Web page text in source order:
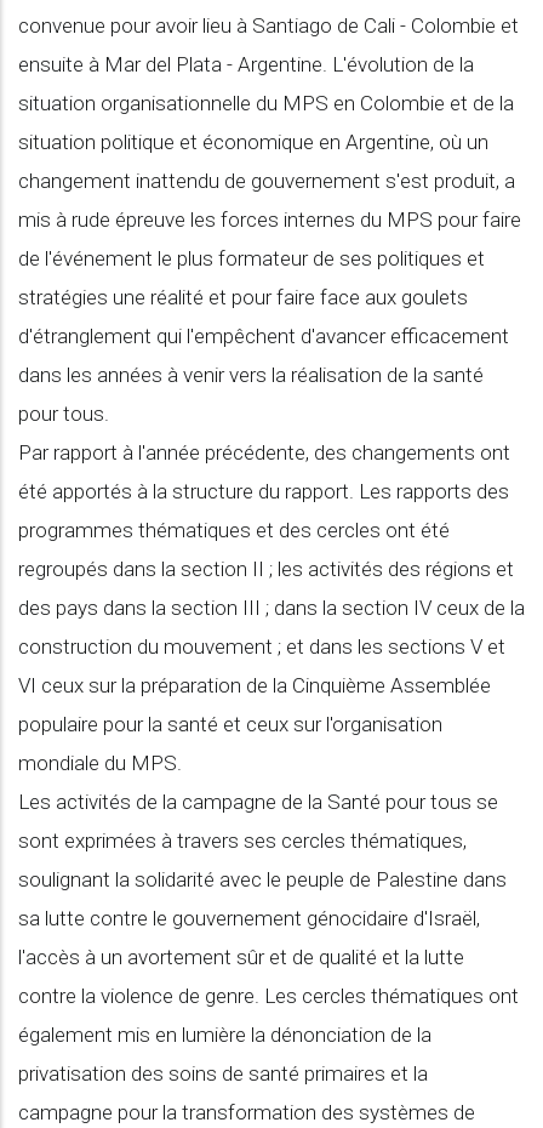
convenue pour avoir lieu à Santiago de Cali - Colombie et
ensuite à Mar del Plata - Argentine. L'évolution de la
situation organisationnelle du MPS en Colombie et de la
situation politique et économique en Argentine, où un
changement inattendu de gouvernement s'est produit, a
mis à rude épreuve les forces internes du MPS pour faire
de l'événement le plus formateur de ses politiques et
stratégies une réalité et pour faire face aux goulets
d'étranglement qui l'empêchent d'avancer efficacement
dans les années à venir vers la réalisation de la santé
pour tous.
Par rapport à l'année précédente, des changements ont
été apportés à la structure du rapport. Les rapports des
programmes thématiques et des cercles ont été
regroupés dans la section II ; les activités des régions et
des pays dans la section III ; dans la section IV ceux de la
construction du mouvement ; et dans les sections V et
VI ceux sur la préparation de la Cinquième Assemblée
populaire pour la santé et ceux sur l'organisation
mondiale du MPS.
Les activités de la campagne de la Santé pour tous se
sont exprimées à travers ses cercles thématiques,
soulignant la solidarité avec le peuple de Palestine dans
sa lutte contre le gouvernement génocidaire d'Israël,
l'accès à un avortement sûr et de qualité et la lutte
contre la violence de genre. Les cercles thématiques ont
également mis en lumière la dénonciation de la
privatisation des soins de santé primaires et la
campagne pour la transformation des systèmes de